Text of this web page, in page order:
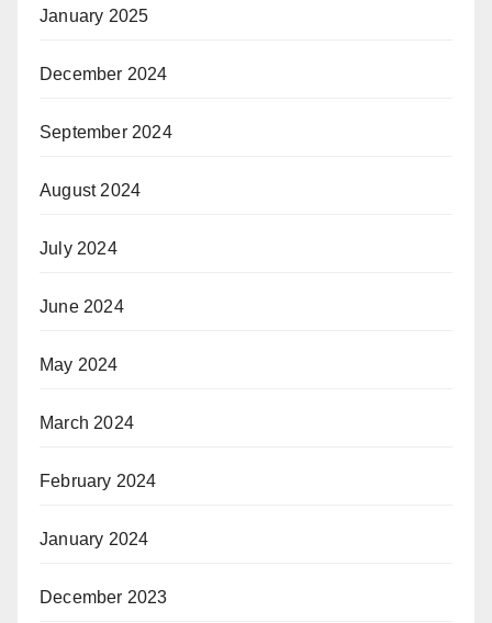
January 2025
December 2024
September 2024
August 2024
July 2024
June 2024
May 2024
March 2024
February 2024
January 2024
December 2023